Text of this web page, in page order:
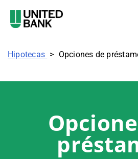
Hipotecas Opciones de